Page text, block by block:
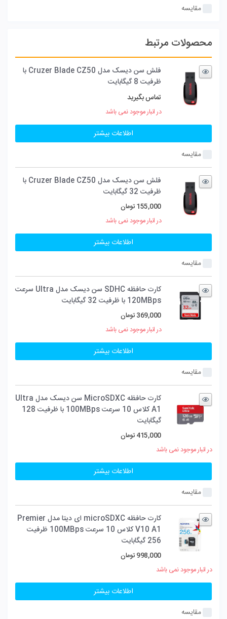
مقایسه
محصولات مرتبط
فلش سن دیسک مدل Cruzer Blade CZ50 با
ظرفیت 8 گیگابایت
تماس بگیرید
در انبار موجود نمی باشد
اطلاعات بیشتر
مقایسه
فلش سن دیسک مدل Cruzer Blade CZ50 با
ظرفیت 32 گیگابایت
155,000 تومان
در انبار موجود نمی باشد
اطلاعات بیشتر
مقایسه
کارت حافظه SDHC سن دیسک مدل Ultra سرعت
120MBps با ظرفیت 32 گیگابایت
369,000 تومان
در انبار موجود نمی باشد
اطلاعات بیشتر
مقایسه
کارت حافظه MicroSDXC سن دیسک مدل Ultra
A1 کلاس 10 سرعت 100MBps با ظرفیت 128
گیگابایت
415,000 تومان
در انبار موجود نمی باشد
اطلاعات بیشتر
مقایسه
کارت حافظه microSDXC ای دیتا مدل Premier
V10 A1 کلاس 10 سرعت 100MBps ظرفیت
256 گیگابایت
998,000 تومان
در انبار موجود نمی باشد
اطلاعات بیشتر
مقایسه